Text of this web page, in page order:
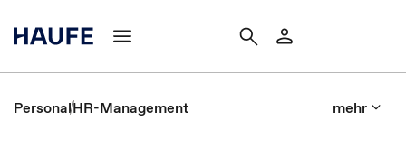
PersonalHR-Management mehr